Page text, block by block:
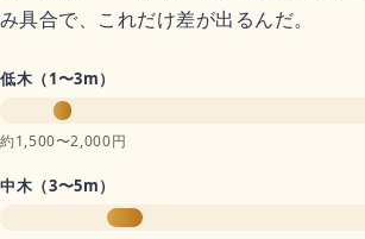
み具合で、これだけ差が出るんだ。
低木（1〜3m）
約1,500〜2,000円
中木（3〜5m）